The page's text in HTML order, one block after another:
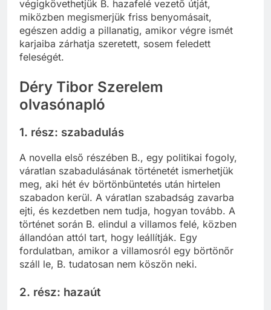
végigkövethetjük B. hazafelé vezető útját,
miközben megismerjük friss benyomásait,
egészen addig a pillanatig, amikor végre ismét
karjaiba zárhatja szeretett, sosem feledett
feleségét.
Déry Tibor Szerelem
olvasónapló
1. rész: szabadulás
A novella első részében B., egy politikai fogoly,
váratlan szabadulásának történetét ismerhetjük
meg, aki hét év börtönbüntetés után hirtelen
szabadon kerül. A váratlan szabadság zavarba
ejti, és kezdetben nem tudja, hogyan tovább. A
történet során B. elindul a villamos felé, közben
állandóan attól tart, hogy leállítják. Egy
fordulatban, amikor a villamosról egy börtönőr
száll le, B. tudatosan nem köszön neki.
2. rész: hazaút